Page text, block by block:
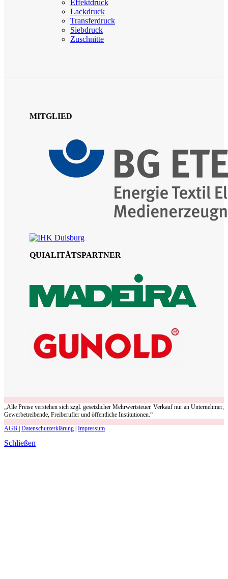
Effektdruck
Lackdruck
Transferdruck
Siebdruck
Zuschnitte
MITGLIED
QUIALITÄTSPARTNER
„Alle Preise verstehen sich zzgl. gesetzlicher Mehrwertsteuer. Verkauf nur an Unternehmer,
Gewerbetreibende, Freiberufler und öffentliche Institutionen.“
AGB | Datenschutzerklärung | Impressum
Schließen